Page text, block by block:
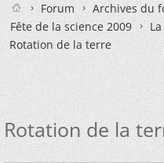
Forum Archives du
Fête de la science 2009
Rotation de la terre
Rotation de la